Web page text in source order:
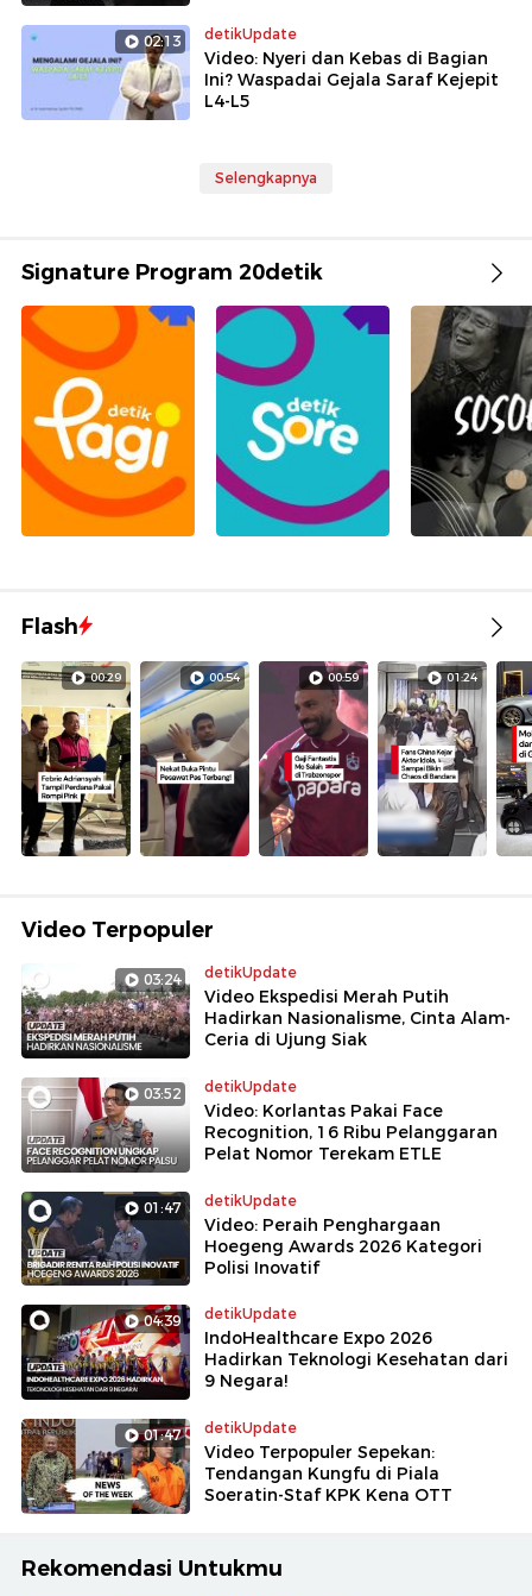
02:13 detikUpdate
Video: Nyeri dan Kebas di Bagian
Ini? Waspadai Gejala Saraf Kejepit
L4-L5
Selengkapnya
Signature Program 20detik
Flash
00:29 00:54 00:59 01:24
Video Terpopuler
03:24 detikUpdate
Video Ekspedisi Merah Putih
Hadirkan Nasionalisme, Cinta Alam-
Ceria di Ujung Siak
03:52 detikUpdate
Video: Korlantas Pakai Face
Recognition, 16 Ribu Pelanggaran
Pelat Nomor Terekam ETLE
01:47 detikUpdate
Video: Peraih Penghargaan
Hoegeng Awards 2026 Kategori
Polisi Inovatif
04:39 detikUpdate
IndoHealthcare Expo 2026
Hadirkan Teknologi Kesehatan dari
9 Negara!
01:47 detikUpdate
Video Terpopuler Sepekan:
Tendangan Kungfu di Piala
Soeratin-Staf KPK Kena OTT
Rekomendasi Untukmu